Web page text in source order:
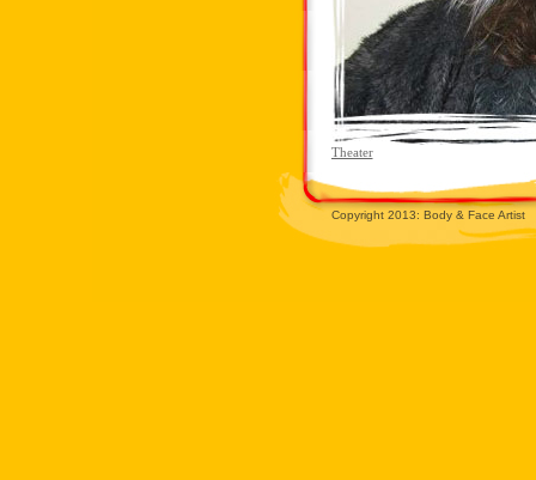
Theater
Copyright 2013: Body & Face Artist